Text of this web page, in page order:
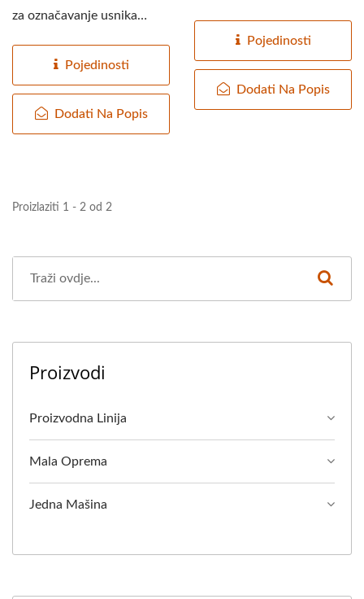
za označavanje usnika
Pojedinosti
Dodati Na Popis
Pojedinosti
Dodati Na Popis
Proizlaziti 1 - 2 od 2
Proizvodi
Proizvodna Linija
Mala Oprema
Jedna Mašina